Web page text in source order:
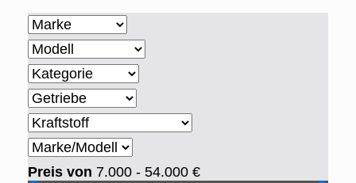
Preis von 7.000 - 54.000 €